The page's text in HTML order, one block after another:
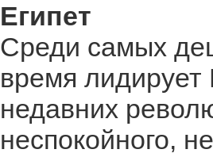
Египет
Среди самых
время лидирует
недавних
неспокойного,